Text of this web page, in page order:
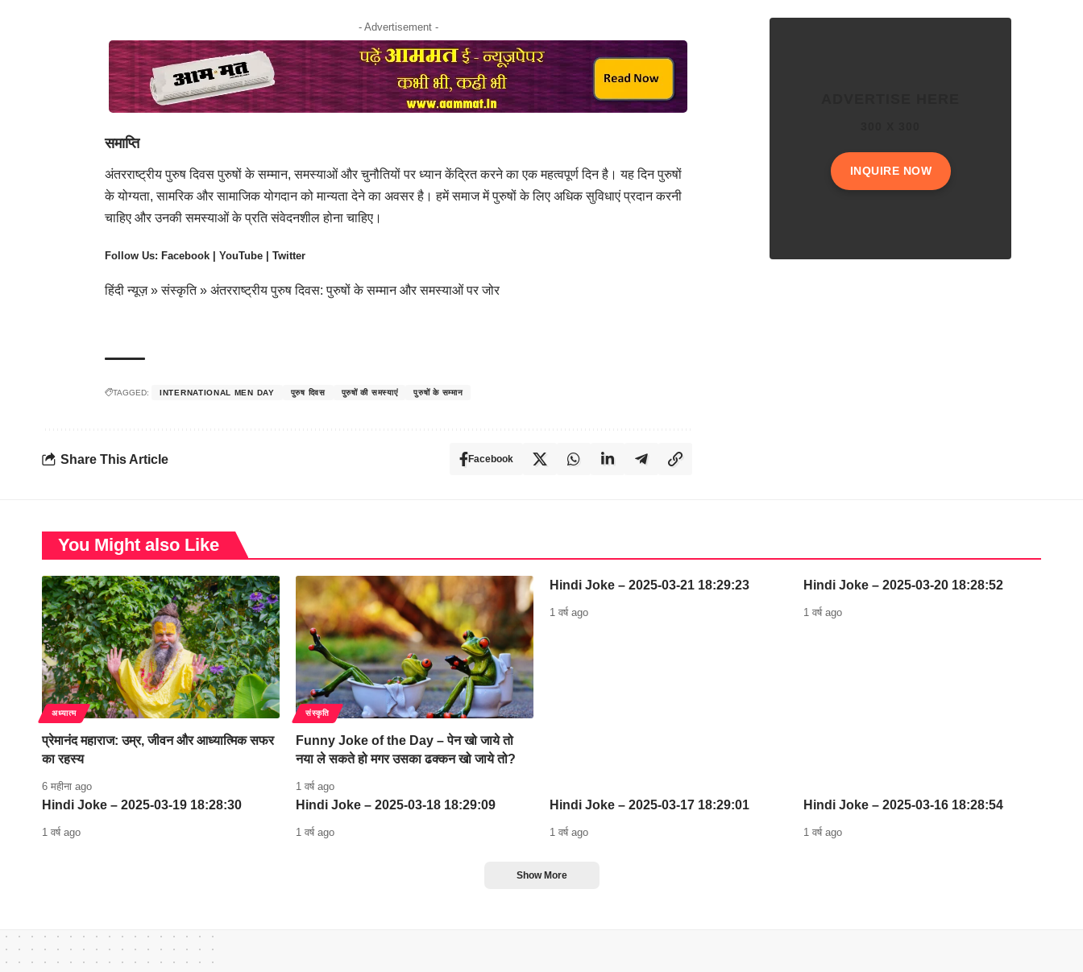
- Advertisement -
समाप्ति
अंतरराष्ट्रीय पुरुष दिवस पुरुषों के सम्मान, समस्याओं और चुनौतियों पर ध्यान केंद्रित करने का एक महत्वपूर्ण दिन है। यह दिन पुरुषों
के योग्यता, सामरिक और सामाजिक योगदान को मान्यता देने का अवसर है। हमें समाज में पुरुषों के लिए अधिक सुविधाएं प्रदान करनी
चाहिए और उनकी समस्याओं के प्रति संवेदनशील होना चाहिए।
Follow Us: Facebook YouTube Twitter
हिंदी न्यूज़»संस्कृति» अंतरराष्ट्रीय पुरुष दिवस: पुरुषों के सम्मान और समस्याओं पर जोर
TAGGED: INTERNATIONAL MEN DAY पुरुष दिवस पुरुषों की समस्याएं पुरुषों के सम्मान
Share This Article Facebook
INQUIRE NOW
You Might also Like
अध्यात्म
प्रेमानंद महाराज: उम्र, जीवन और आध्यात्मिक सफर
का रहस्य
6 महीना ago
संस्कृति
Funny Joke of the Day – पेन खो जाये तो
नया ले सकते हो मगर उसका ढक्कन खो जाये तो?
1 वर्ष ago
Hindi Joke – 2025-03-21 18:29:23
1 वर्ष ago
Hindi Joke – 2025-03-20 18:28:52
1 वर्ष ago
Hindi Joke – 2025-03-19 18:28:30
1 वर्ष ago
Hindi Joke – 2025-03-18 18:29:09
1 वर्ष ago
Hindi Joke – 2025-03-17 18:29:01
1 वर्ष ago
Hindi Joke – 2025-03-16 18:28:54
1 वर्ष ago
Show More